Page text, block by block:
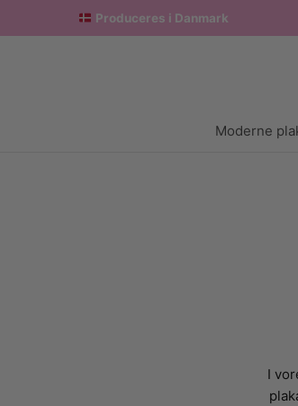
Produceres i Danmark
Moderne
I